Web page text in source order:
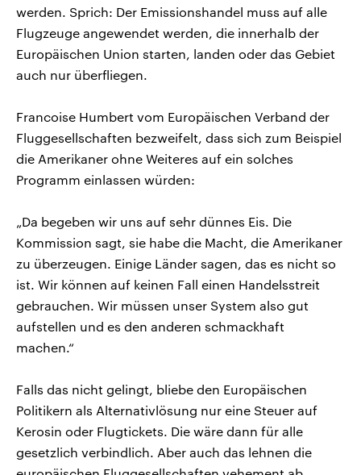
werden. Sprich: Der Emissionshandel muss auf alle
Flugzeuge angewendet werden, die innerhalb der
Europäischen Union starten, landen oder das Gebiet
auch nur überfliegen.
Francoise Humbert vom Europäischen Verband der
Fluggesellschaften bezweifelt, dass sich zum Beispiel
die Amerikaner ohne Weiteres auf ein solches
Programm einlassen würden:
„Da begeben wir uns auf sehr dünnes Eis. Die
Kommission sagt, sie habe die Macht, die Amerikaner
zu überzeugen. Einige Länder sagen, das es nicht so
ist. Wir können auf keinen Fall einen Handelsstreit
gebrauchen. Wir müssen unser System also gut
aufstellen und es den anderen schmackhaft
machen.“
Falls das nicht gelingt, bliebe den Europäischen
Politikern als Alternativlösung nur eine Steuer auf
Kerosin oder Flugtickets. Die wäre dann für alle
gesetzlich verbindlich. Aber auch das lehnen die